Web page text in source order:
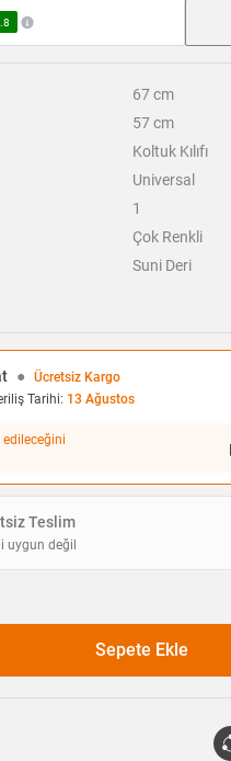
67 cm
57 cm
Koltuk Kılıfı
Universal
1
Çok Renkli
Suni Deri
●
Ücretsiz Kargo
Tarihi: 13 Ağustos
Teslim
uygun değil
Sepete Ekle